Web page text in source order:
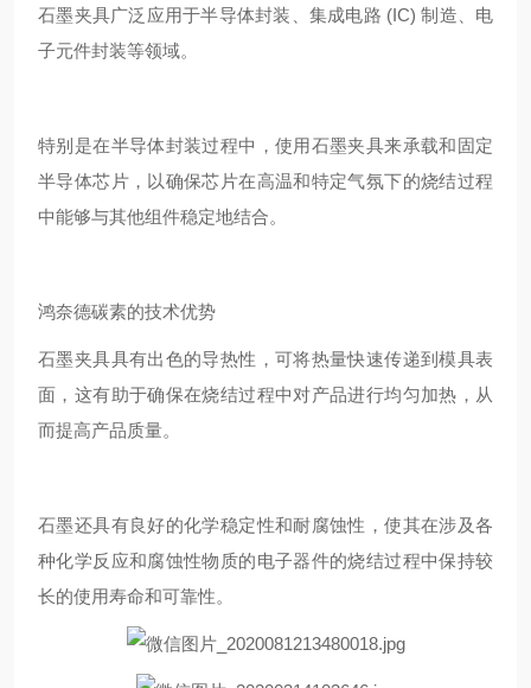
石墨夹具广泛应用于半导体封装、集成电路 (IC) 制造、电
子元件封装等领域。
特别是在半导体封装过程中，使用石墨夹具来承载和固定
半导体芯片，以确保芯片在高温和特定气氛下的烧结过程
中能够与其他组件稳定地结合。
鸿奈德碳素的技术优势
石墨夹具具有出色的导热性，可将热量快速传递到模具表
面，这有助于确保在烧结过程中对产品进行均匀加热，从
而提高产品质量。
石墨还具有良好的化学稳定性和耐腐蚀性，使其在涉及各
种化学反应和腐蚀性物质的电子器件的烧结过程中保持较
长的使用寿命和可靠性。